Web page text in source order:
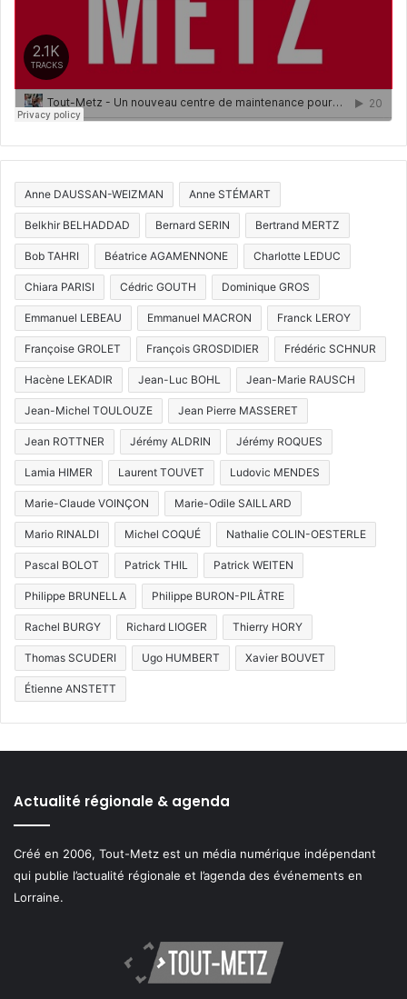
Anne DAUSSAN-WEIZMAN Anne STÉMART
Belkhir BELHADDAD Bernard SERIN Bertrand MERTZ
Bob TAHRI Béatrice AGAMENNONE Charlotte LEDUC
Chiara PARISI Cédric GOUTH Dominique GROS
Emmanuel LEBEAU Emmanuel MACRON Franck LEROY
Françoise GROLET François GROSDIDIER Frédéric SCHNUR
Hacène LEKADIR Jean-Luc BOHL Jean-Marie RAUSCH
Jean-Michel TOULOUZE Jean Pierre MASSERET
Jean ROTTNER Jérémy ALDRIN Jérémy ROQUES
Lamia HIMER Laurent TOUVET Ludovic MENDES
Marie-Claude VOINÇON Marie-Odile SAILLARD
Mario RINALDI Michel COQUÉ Nathalie COLIN-OESTERLE
Pascal BOLOT Patrick THIL Patrick WEITEN
Philippe BRUNELLA Philippe BURON-PILÂTRE
Rachel BURGY Richard LIOGER Thierry HORY
Thomas SCUDERI Ugo HUMBERT Xavier BOUVET
Étienne ANSTETT
Actualité régionale & agenda
Créé en 2006, Tout-Metz est un média numérique indépendant
qui publie l’actualité régionale et l’agenda des événements en
Lorraine.